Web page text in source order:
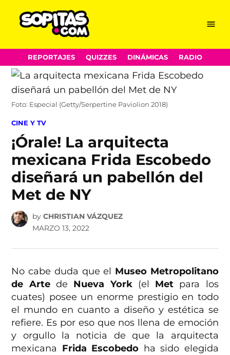
Skip
to
content
Menu
REPORTAJES QUIZZES DINÁMICAS RADIO
Foto: Especial (Getty/Serpertine Paviolion 2018)
POSTED
CINE Y TV
¡Órale! La arquitecta
mexicana Frida Escobedo
diseñará un pabellón del
Met de NY
by CHRISTIAN VÁZQUEZ
MARZO 13, 2022
No cabe duda que el Museo Metropolitano
de Artede Nueva York(el Met para los
cuates) posee un enorme prestigio en todo
el mundo en cuanto a diseño y estética se
refiere. Es por eso que nos llena de emoción
y orgullo la noticia de que la arquitecta
mexicana Frida Escobedo ha sido elegida